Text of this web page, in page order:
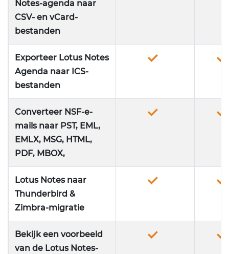
Notes-agenda naar
CSV- en vCard-
bestanden
Exporteer Lotus Notes
Agenda naar ICS-
bestanden
Converteer NSF-e-
mails naar PST, EML,
EMLX, MSG, HTML,
PDF, MBOX,
Lotus Notes naar
Thunderbird &
Zimbra-migratie
Bekijk een voorbeeld
van de Lotus Notes-